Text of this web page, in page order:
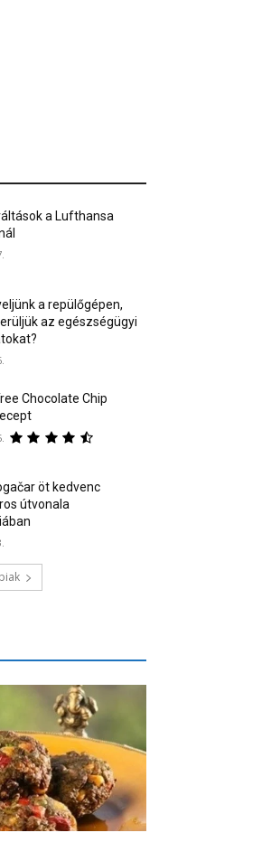
a Lufthansa
a repülőgépen,
az egészségügyi
Chocolate Chip
öt kedvenc
útvonala